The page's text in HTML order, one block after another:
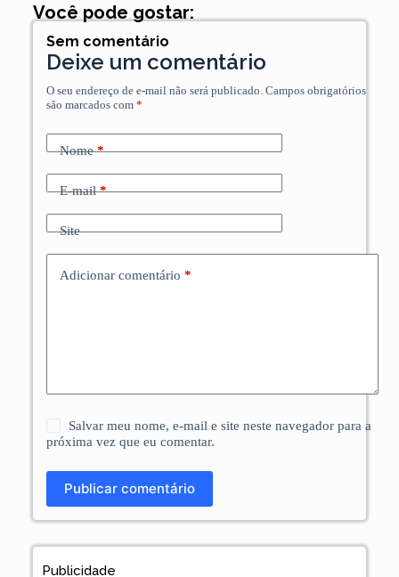
Você pode gostar:
Sem comentário
Deixe um comentário
O seu endereço de e-mail não será publicado. Campos obrigatórios
são marcados com *
Nome*
E-mail*
Site
Adicionar comentário *
Salvar meu nome, e-mail e site neste navegador para a
próxima vez que eu comentar.
Publicar comentário
Publicidade